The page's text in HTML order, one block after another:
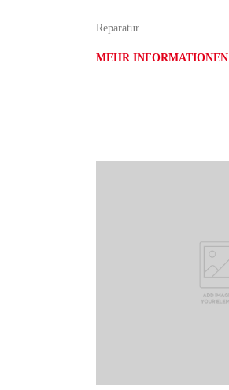
Reparatur
MEHR INFORMATIONEN